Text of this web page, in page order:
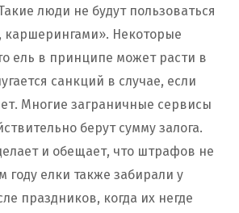
люди не будут пользоваться
каршерингами». Некоторые
ель в принципе может расти в
санкций в случае, если
Многие заграничные сервисы
берут сумму залога.
и обещает, что штрафов не
году елки также забирали у
праздников, когда их негде